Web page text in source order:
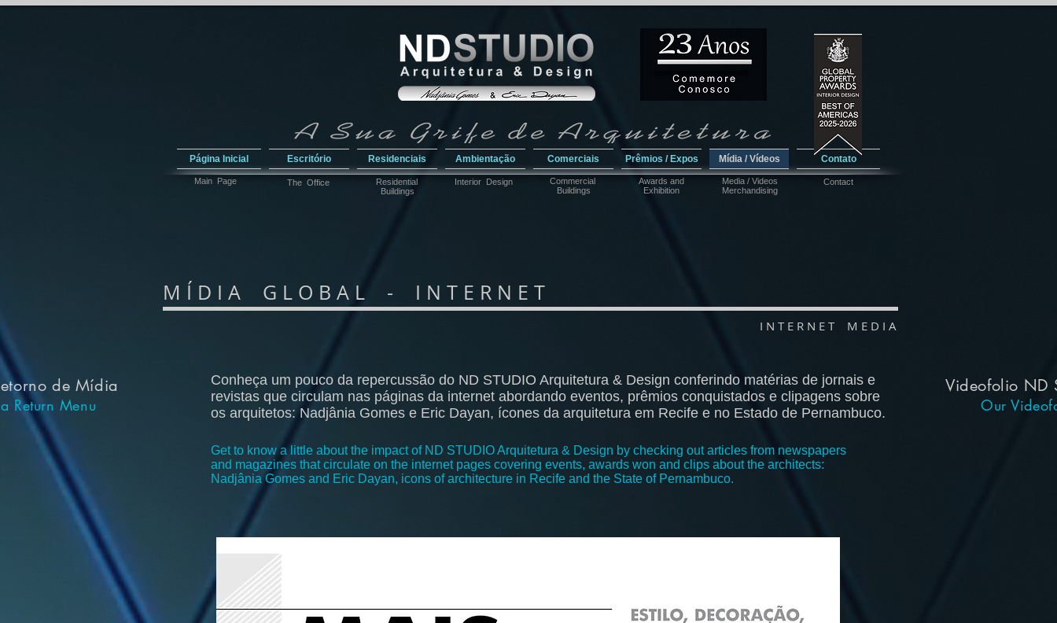
Página Inicial Escritório Residenciais Ambientação Comerciais Prêmios / Expos Mídia / Vídeos Contato
Main Page The Office
Residential
Buildings
Interior Design
Commercial
Buildings
Media / Videos
Merchandising
Contact
Awards and
Exhibition
de Mídia
Return Menu
M Í D I A G L O B A L - I N T E R N E T
I N T E R N E T M E D I A
Conheça um pouco da repercussão do ND STUDIO Arquitetura & Design conferindo matérias de jornais e
revistas que circulam nas páginas da internet abordando eventos, prêmios conquistados e clipagens sobre
os arquitetos: Nadjânia Gomes e Eric Dayan, ícones da arquitetura em Recife e no Estado de Pernambuco.
Videofolio ND
Our
Get to know a little about the impact of ND STUDIO Arquitetura & Design by checking out articles from newspapers
and magazines that circulate on the internet pages covering events, awards won and clips about the architects:
Nadjânia Gomes and Eric Dayan, icons of architecture in Recife and the State of Pernambuco.